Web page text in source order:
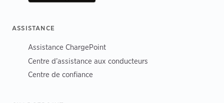
ASSISTANCE
Assistance ChargePoint
Centre d’assistance aux conducteurs
Centre de confiance